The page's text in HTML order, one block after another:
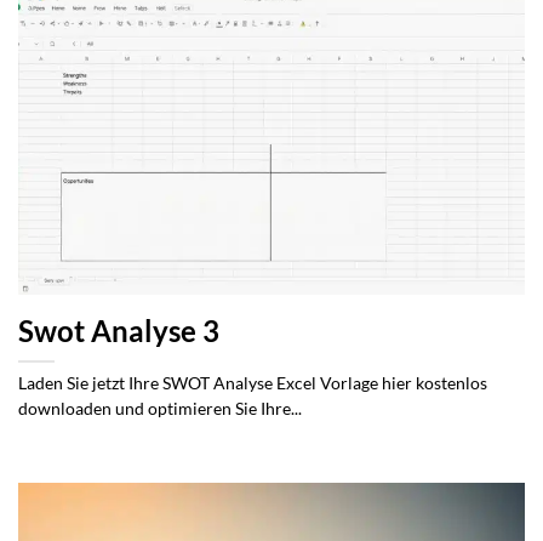
Swot Analyse 3
Laden Sie jetzt Ihre SWOT Analyse Excel Vorlage hier kostenlos
downloaden und optimieren Sie Ihre...